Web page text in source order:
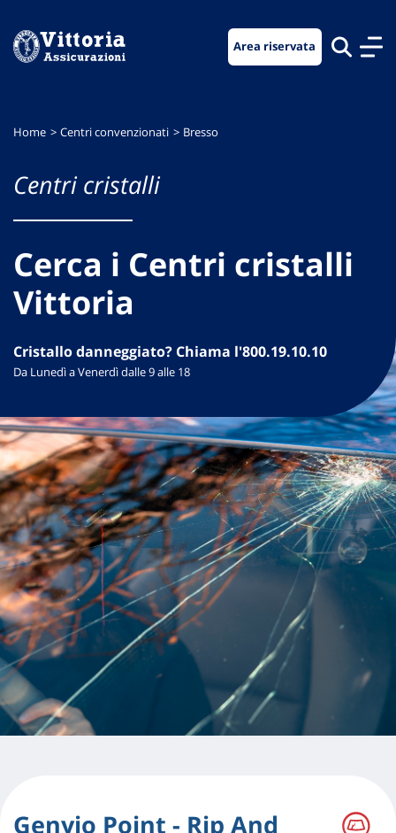
menu
contenuto
footer
Area riservata
Home Centri convenzionati Bresso
Centri cristalli
Cerca i Centri cristalli
Vittoria
Cristallo danneggiato? Chiama l'800.19.10.10
Da Lunedì a Venerdì dalle 9 alle 18
Genyio Point - Rip And